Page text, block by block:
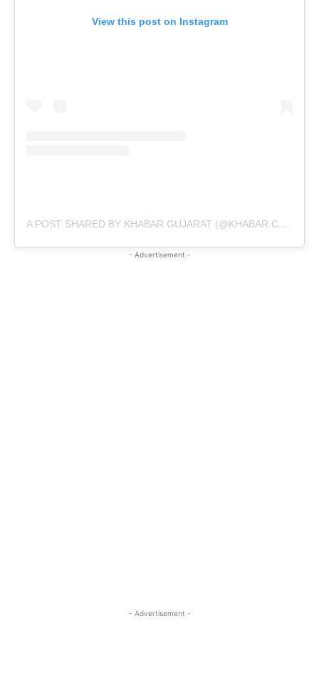
View this post on Instagram
A POST SHARED BY KHABAR GUJARAT (@KHABAR.COMMUNICATION)
- Advertisement -
- Advertisement -